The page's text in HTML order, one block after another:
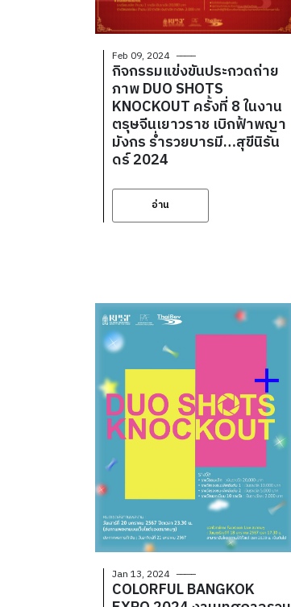
Feb 09, 2024
กิจกรรมแข่งขันประกวดถ่าย
ภาพ DUO SHOTS
KNOCKOUT ครั้งที่ 8 ในงาน
ตรุษจีนเยาวราช เบิกฟ้าพญา
มังกร ร่ำรวยบารมี…สุขีนิรัน
ดร์ 2024
อ่าน
Jan 13, 2024
COLORFUL BANGKOK